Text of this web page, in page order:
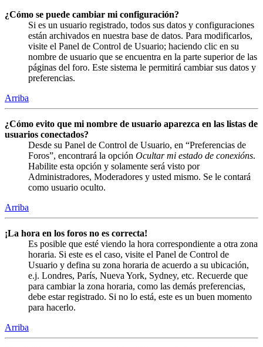
¿Cómo se puede cambiar mi configuración?
Si es un usuario registrado, todos sus datos y configuraciones
están archivados en nuestra base de datos. Para modificarlos,
visite el Panel de Control de Usuario; haciendo clic en su
nombre de usuario que se encuentra en la parte superior de las
páginas del foro. Este sistema le permitirá cambiar sus datos y
preferencias.
Arriba
¿Cómo evito que mi nombre de usuario aparezca en las listas de
usuarios conectados?
Desde su Panel de Control de Usuario, en “Preferencias de
Foros”, encontrará la opción Ocultar mi estado de conexións.
Habilite esta opción y solamente será visto por
Administradores, Moderadores y usted mismo. Se le contará
como usuario oculto.
Arriba
¡La hora en los foros no es correcta!
Es posible que esté viendo la hora correspondiente a otra zona
horaria. Si este es el caso, visite el Panel de Control de
Usuario y defina su zona horaria de acuerdo a su ubicación,
e.j. Londres, París, Nueva York, Sydney, etc. Recuerde que
para cambiar la zona horaria, como las demás preferencias,
debe estar registrado. Si no lo está, este es un buen momento
para hacerlo.
Arriba